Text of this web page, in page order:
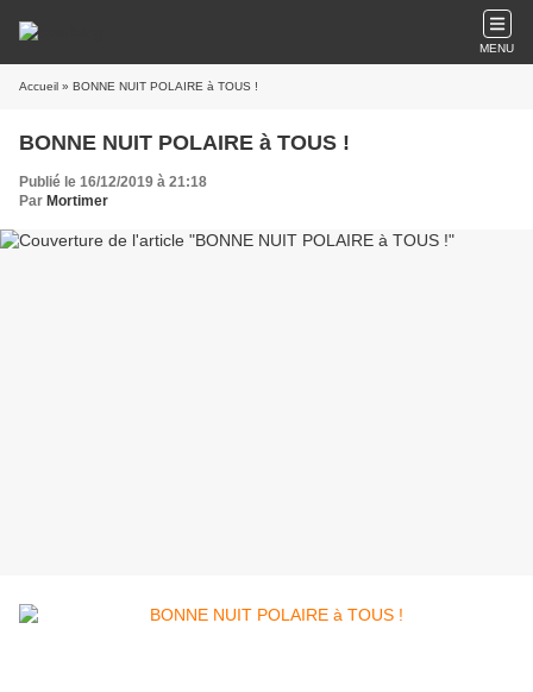
MENU
Accueil » BONNE NUIT POLAIRE à TOUS !
BONNE NUIT POLAIRE à TOUS !
Publié le 16/12/2019 à 21:18
Par Mortimer